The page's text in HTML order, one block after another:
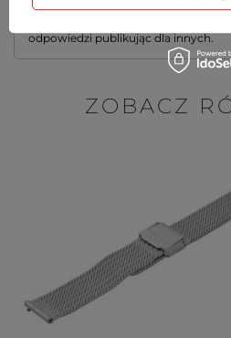
Zadaj pytanie a my odpowiemy
odpowiedzi publikując dla innych.
ZOBACZ